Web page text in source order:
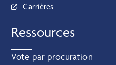
Carrières
Ressources
Vote par procuration